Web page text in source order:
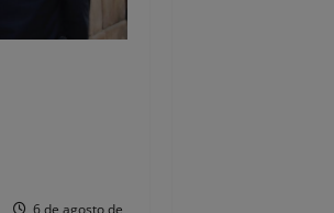
6 de agosto de